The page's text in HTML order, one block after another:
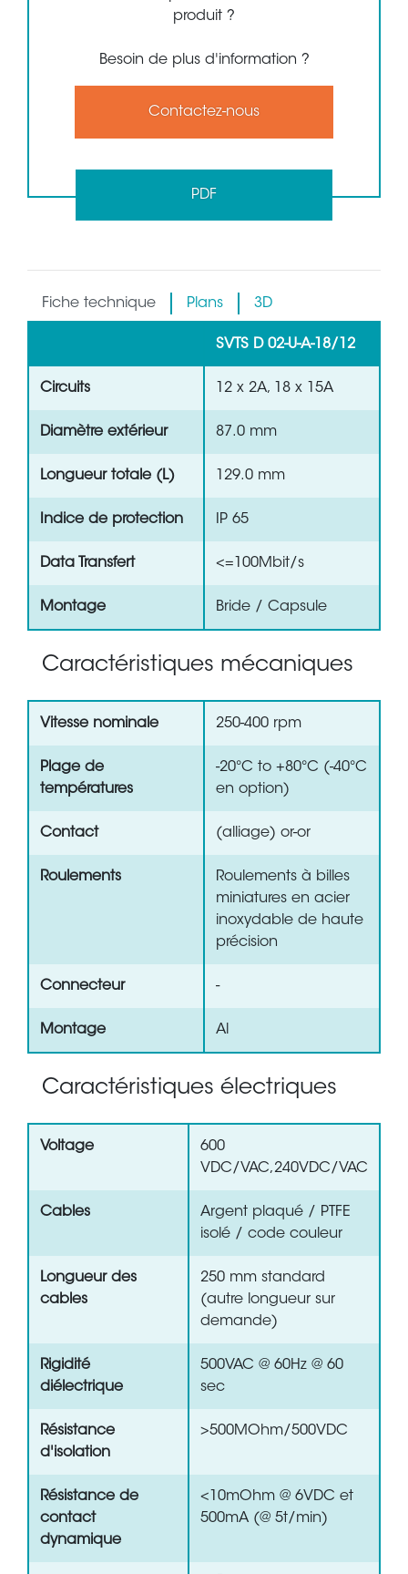
produit ?
Besoin de plus d'information ?
Contactez-nous
PDF
Fiche technique Plans 3D
SVTS D 02-U-A-18/12
Circuits 12 x 2A, 18 x 15A
Diamètre extérieur 87.0 mm
Longueur totale (L) 129.0 mm
Indice de protection IP 65
Data Transfert <=100Mbit/s
Montage Bride / Capsule
Caractéristiques mécaniques
Vitesse nominale 250-400 rpm
Plage de
températures
-20°C to +80°C (-40°C
en option)
Contact (alliage) or-or
Roulements
Roulements à billes
miniatures en acier
inoxydable de haute
précision
Connecteur -
Montage Al
Caractéristiques électriques
Voltage
600
VDC/VAC,240VDC/VAC
Cables
Argent plaqué / PTFE
isolé / code couleur
Longueur des
cables
250 mm standard
(autre longueur sur
demande)
Rigidité
diélectrique
500VAC @ 60Hz @ 60
sec
Résistance
d'isolation
>500MOhm/500VDC
Résistance de
contact
dynamique
<10mOhm @ 6VDC et
500mA (@ 5t/min)